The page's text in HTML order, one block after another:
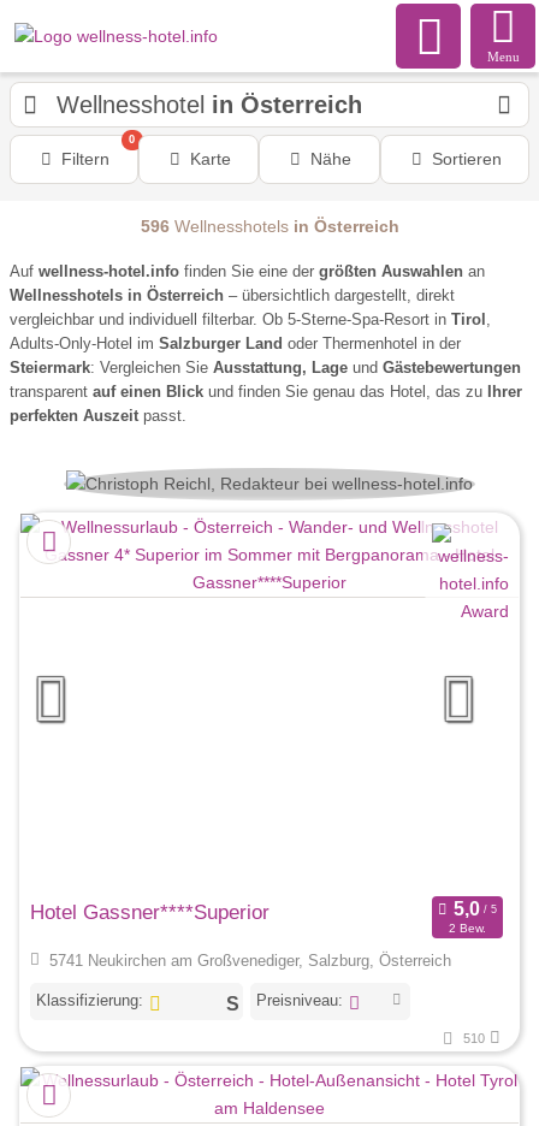
Menu
Wellnesshotel in Österreich
Filtern
0
Karte Nähe Sortieren
596Wellnesshotels in Österreich
Auf wellness-hotel.info finden Sie eine der größten Auswahlen an
Wellnesshotels in Österreich – übersichtlich dargestellt, direkt
vergleichbar und individuell filterbar. Ob 5-Sterne-Spa-Resort in Tirol ,
Adults-Only-Hotel im Salzburger Land oder Thermenhotel in der
Steiermark: Vergleichen Sie Ausstattung, Lage und Gästebewertungen
transparent auf einen Blick und finden Sie genau das Hotel, das zu
Ihrer
perfekten Auszeit passt.
Christoph Reichl, Redakteur bei wellness-hotel.info
Hotel Gassner****Superior
2 Bew.
5741 Neukirchen am Großvenediger, Salzburg, Österreich
Klassifizierung: Preisniveau:
510